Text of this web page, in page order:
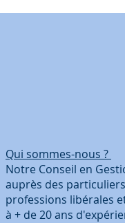
Qui sommes-nous ?
Notre Conseil en
auprès des
professions
à + de 20